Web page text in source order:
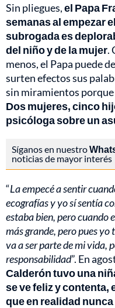
Sin pliegues,el Papa
semanas al empezar
subrogada es
del niño y de la mujer.
menos, el Papa puede
surten efectos sus
sin miramientos porque
Dos mujeres, cinco
psicóloga sobre un
Síganos en nuestro
noticias de mayor interés
“La empecé a sentir
ecografías y yo sí sentía
estaba bien, pero cuando
más grande, pero pues yo
va a ser parte de mi vida,
responsabilidad”. En
Calderón tuvo una
se ve feliz y
que en realidad